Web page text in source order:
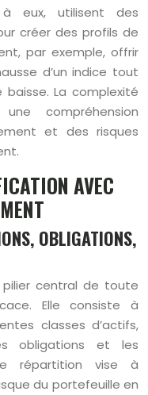
eux, utilisent des
créer des profils de
par exemple, offrir
d’un indice tout
La complexité
compréhension
et des risques
AVEC
OBLIGATIONS,
pilier central de toute
Elle consiste à
classes d’actifs,
obligations et les
répartition vise à
du portefeuille en